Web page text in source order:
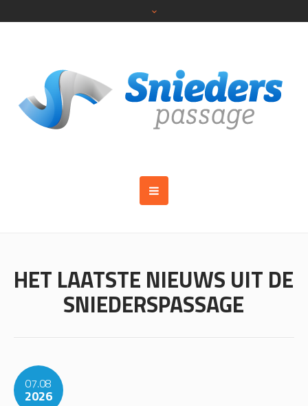
HET LAATSTE NIEUWS UIT DE
SNIEDERSPASSAGE
07.08
2026